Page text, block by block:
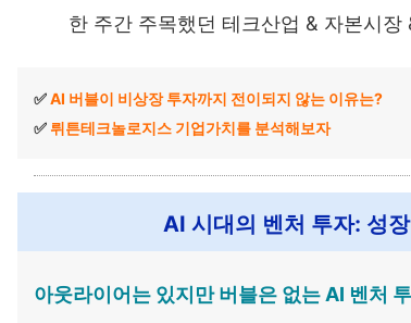
한 주간 주목했던 테크산업 & 자본시
✅AI 버블이 비상장 투자까지 전이되지 않는 이유는?
✅뤼튼테크놀로지스 기업가치를 분석해보자
AI 시대의 벤처 투자: 성
아웃라이어는 있지만 버블은 없는 AI 벤처